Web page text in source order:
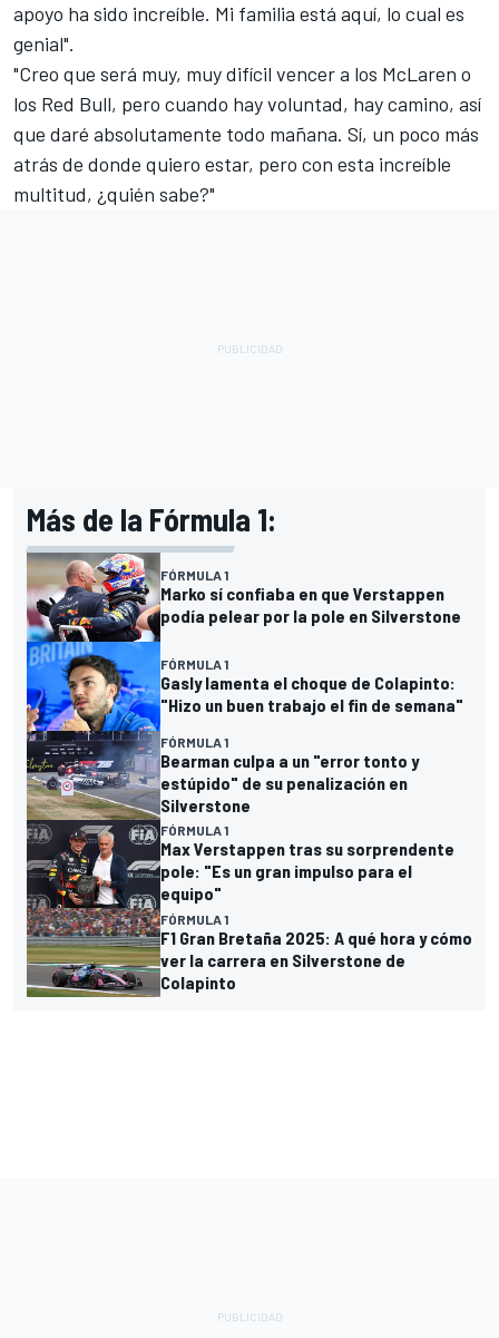
apoyo ha sido increíble. Mi familia está aquí, lo cual es
genial".
"Creo que será muy, muy difícil vencer a los McLaren o
los Red Bull, pero cuando hay voluntad, hay camino, así
que daré absolutamente todo mañana. Sí, un poco más
atrás de donde quiero estar, pero con esta increíble
multitud, ¿quién sabe?"
Más de la Fórmula 1:
FÓRMULA 1
Marko sí confiaba en que Verstappen
podía pelear por la pole en Silverstone
FÓRMULA 1
Gasly lamenta el choque de Colapinto:
"Hizo un buen trabajo el fin de semana"
FÓRMULA 1
Bearman culpa a un "error tonto y
estúpido" de su penalización en
Silverstone
FÓRMULA 1
Max Verstappen tras su sorprendente
pole: "Es un gran impulso para el
equipo"
FÓRMULA 1
F1 Gran Bretaña 2025: A qué hora y cómo
ver la carrera en Silverstone de
Colapinto